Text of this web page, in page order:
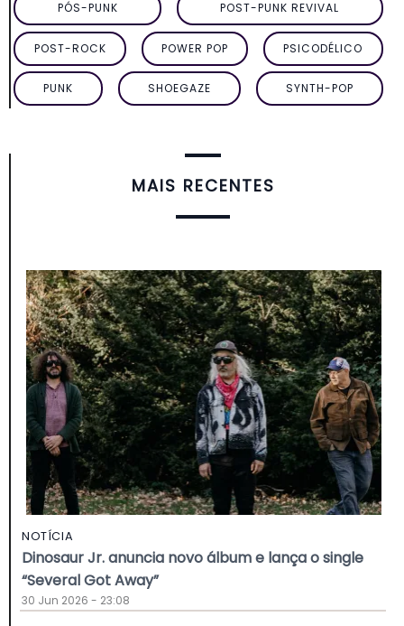
PÓS-PUNK POST-PUNK REVIVAL
POST-ROCK POWER POP PSICODÉLICO
PUNK SHOEGAZE SYNTH-POP
MAIS RECENTES
NOTÍCIA
Dinosaur Jr. anuncia novo álbum e lança o single
“Several Got Away”
30 Jun 2026 - 23:08